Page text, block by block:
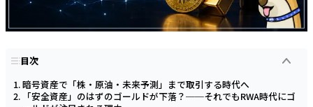
目次
暗号資産で「株・原油・未来予測」まで取引する時代へ
「安全資産」のはずのゴールドが下落？──それでもRWA時代にゴ